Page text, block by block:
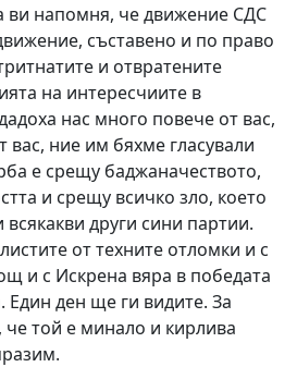
ви напомня, че движение СДС
съставено и по право
и отвратените
на интересчиите в
нас много повече от вас,
вас, ние им бяхме гласували
е срещу баджаначеството,
и срещу всичко зло, което
други сини партии.
от техните отломки и с
и с Искрена вяра в победата
ден ще ги видите. За
че той е минало и кирлива